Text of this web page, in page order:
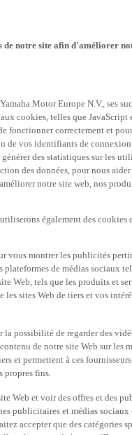
notre site afin d'améliorer
Motor Europe N.V., ses
cookies, telles que JavaScript
fonctionner correctement et
de vos identifiants de connexion
des statistiques sur les
des données, pour nous
notre site web, nos
également des cookies
vous montrer les publicités
de médias sociaux
Web, tels que les produits et
sites Web de tiers et vos
possibilité de regarder des
de notre site Web sur les
et permettent à ces
propres fins.
Web et voir des offres et des
publicitaires et médias
accepter que des catégories